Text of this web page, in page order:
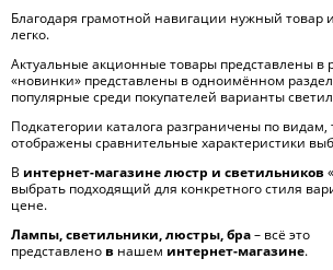
Благодаря грамотной навигации нужный товар
легко.
Актуальные акционные товары представлены в
«новинки» представлены в одноимённом
популярные среди покупателей варианты
Подкатегории каталога разграничены по видам,
отображены сравнительные характеристики
В интернет-магазине люстр и светильников
выбрать подходящий для конкретного стиля
цене.
Лампы,светильники, люстры, бра– всё это
представлено в нашем интернет-магазине.